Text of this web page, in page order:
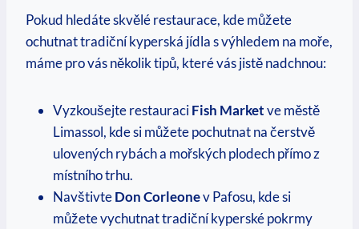
Pokud hledáte skvělé restaurace, kde ‌můžete
ochutnat tradiční kyperská‌ jídla s⁢ výhledem ⁤na‍ moře,
⁢máme pro vás několik ‍tipů, ⁣které⁢ vás jistě nadchnou:
Vyzkoušejte‌ restauraciFish Marketve ​městě
⁣Limassol, kde si můžete pochutnat na⁤ čerstvě
ulovených ⁤rybách a mořských plodech přímo z
místního trhu.
NavštivteDon‌ Corleonev Pafosu, kde si
můžete vychutnat ⁣tradiční kyperské pokrmy